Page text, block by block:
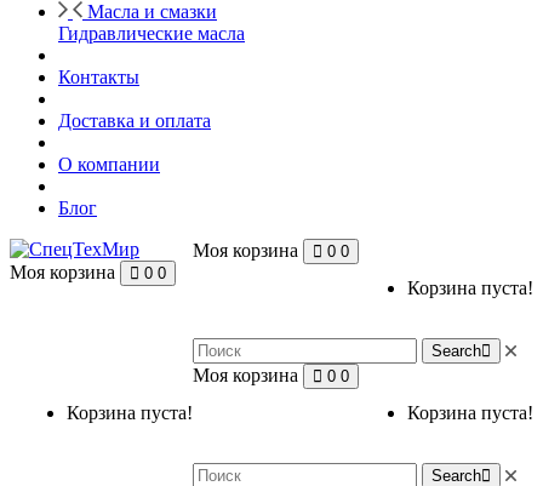
Масла и смазки
Гидравлические масла
Контакты
Доставка и оплата
О компании
Блог
Моя корзина 0 0
Корзина пуста!
Search
Моя корзина 0 0
Корзина пуста!
Search
Моя корзина 0 0
Корзина пуста!